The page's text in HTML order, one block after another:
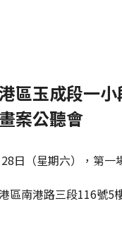
區玉成段一
案公聽會
日（星期六），第
區南港路三段116號5